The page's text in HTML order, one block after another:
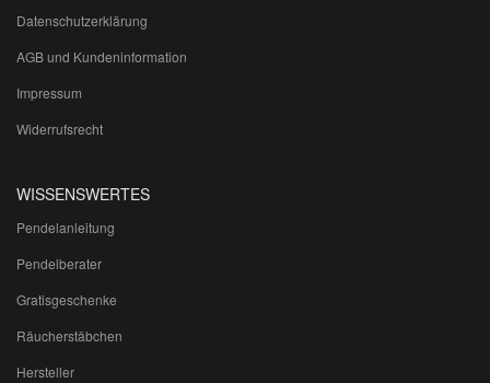
Datenschutzerklärung
AGB und Kundeninformation
Impressum
Widerrufsrecht
WISSENSWERTES
Pendelanleitung
Pendelberater
Gratisgeschenke
Räucherstäbchen
Hersteller